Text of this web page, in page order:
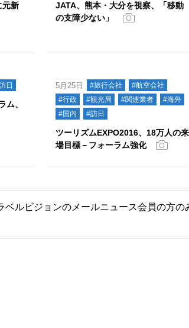
元新
JATA、熊本・大分を視察、「移動
の支障少ない」
日
ム、
5月25日 #旅行会社
#航空会社
#行政
#観光局 #関連業者
#海外
#国内
#訪日
ツーリズムEXPO2016、18万人の来
場目標－フォーラム強化
ベルビジョンのメールニュース会員の方の